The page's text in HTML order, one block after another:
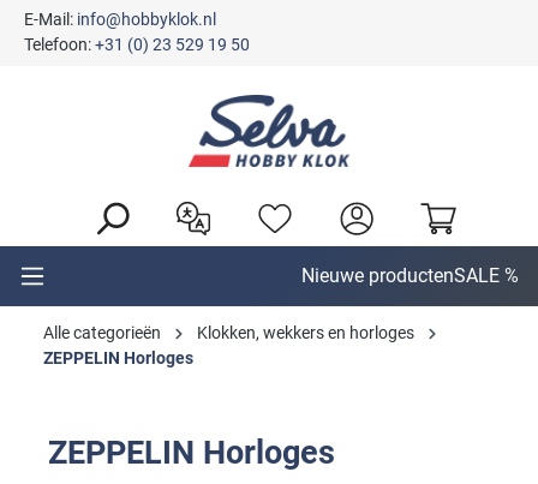
E-Mail: info@hobbyklok.nl
Telefoon:+31 (0) 23 529 19 50
Nieuwe productenSALE %
Alle categorieën
Klokken, wekkers en horloges
ZEPPELIN Horloges
ZEPPELIN Horloges